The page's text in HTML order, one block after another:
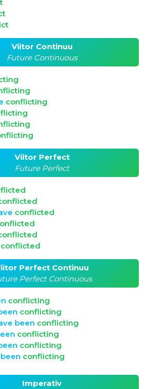
Viitor Continuu
Future Continuous
conflicting
Viitor Perfect
Future Perfect
conflicted
conflicted
Perfect Continuu
Perfect Continuous
conflicting
conflicting
been conflicting
conflicting
conflicting
been conflicting
Imperativ